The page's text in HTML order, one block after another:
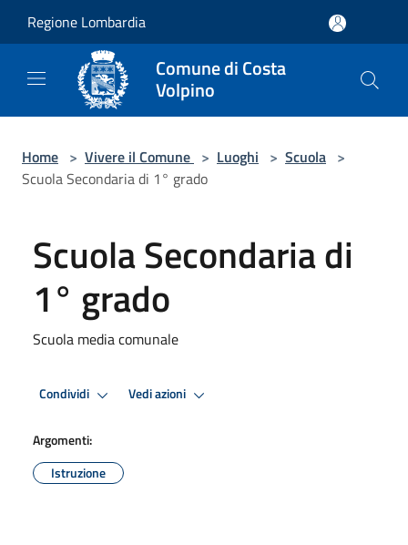
Regione Lombardia
Comune di Costa
Volpino
Home > Vivere il Comune > Luoghi > Scuola >
Scuola Secondaria di 1° grado
Scuola Secondaria di
1° grado
Scuola media comunale
Condividi Vedi azioni
Argomenti:
Istruzione